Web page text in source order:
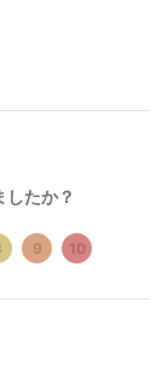
たか？
9 10